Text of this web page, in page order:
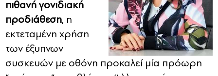
πιθανή γονιδιακή
προδιάθεση, η
εκτεταμένη χρήση
των έξυπνων
συσκευών με οθόνη προκαλεί μία πρόωρη